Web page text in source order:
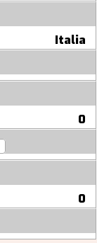
Italia
0
0